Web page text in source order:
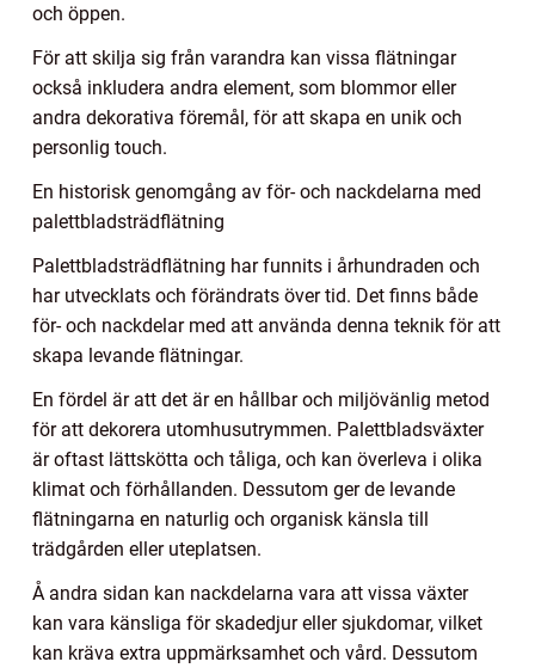
och öppen.
För att skilja sig från varandra kan vissa flätningar
också inkludera andra element, som blommor eller
andra dekorativa föremål, för att skapa en unik och
personlig touch.
En historisk genomgång av för- och nackdelarna med
palettbladsträdflätning
Palettbladsträdflätning har funnits i århundraden och
har utvecklats och förändrats över tid. Det finns både
för- och nackdelar med att använda denna teknik för att
skapa levande flätningar.
En fördel är att det är en hållbar och miljövänlig metod
för att dekorera utomhusutrymmen. Palettbladsväxter
är oftast lättskötta och tåliga, och kan överleva i olika
klimat och förhållanden. Dessutom ger de levande
flätningarna en naturlig och organisk känsla till
trädgården eller uteplatsen.
Å andra sidan kan nackdelarna vara att vissa växter
kan vara känsliga för skadedjur eller sjukdomar, vilket
kan kräva extra uppmärksamhet och vård. Dessutom